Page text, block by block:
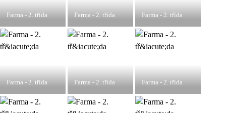
Farma - 2. třída Farma - 2. třída Farma - 2. třída
Farma - 2. třída Farma - 2. třída Farma - 2. třída